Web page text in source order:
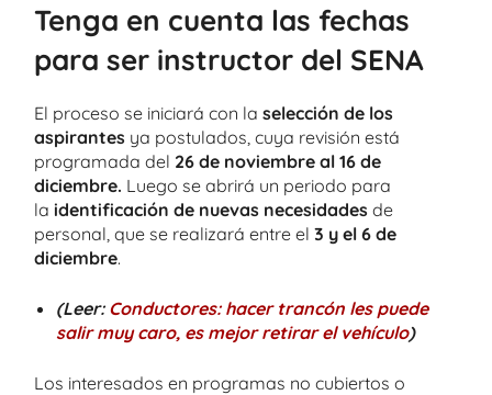
Tenga en cuenta las fechas
para ser instructor del SENA
El proceso se iniciará con la selección de los
aspirantes ya postulados, cuya revisión está
programada del 26 de noviembre al 16 de
diciembre. Luego se abrirá un periodo para
la identificación de nuevas necesidades de
personal, que se realizará entre el 3 y el 6 de
diciembre.
(Leer: Conductores: hacer trancón les puede
salir muy caro, es mejor retirar el vehículo)
Los interesados en programas no cubiertos o